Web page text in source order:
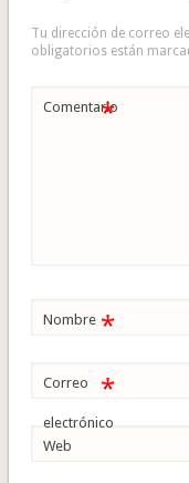
Tu dirección de correo
obligatorios están
Comentario
*
Nombre *
Correo
electrónico
*
Web